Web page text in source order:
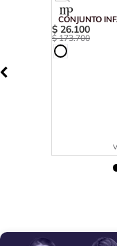
CONJUNTO
$ 26.100
$ 173.700